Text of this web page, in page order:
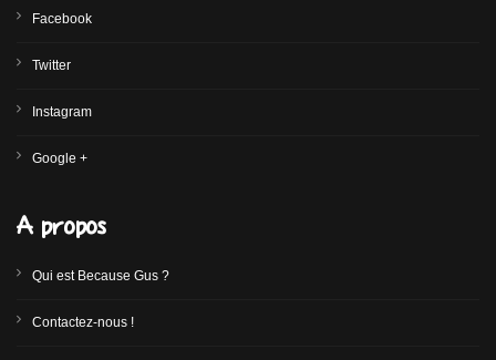
Facebook
Twitter
Instagram
Google +
A propos
Qui est Because Gus ?
Contactez-nous !